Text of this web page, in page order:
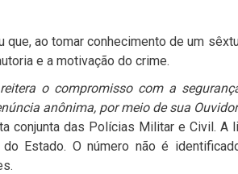
que, ao tomar conhecimento de um
e a motivação do crime.
o compromisso com a
anônima, por meio de sua
conjunta das Polícias Militar e Civil. A
Estado. O número não é